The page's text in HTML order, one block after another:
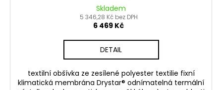
Skladem
5 346,28 Kč bez DPH
6 469 Kč
DETAIL
textilní obšívka ze zesílené polyester textilie fixní
klimatická membrána Drystar® odnímatelná termální